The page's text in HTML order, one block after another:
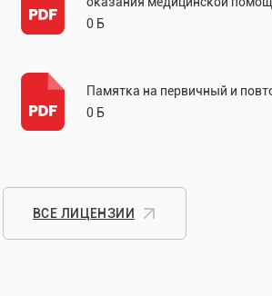
0 Б
Памятка на первичный и
0 Б
ВСЕ ЛИЦЕНЗИИ